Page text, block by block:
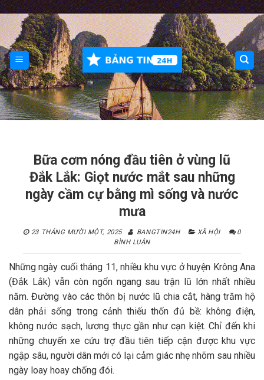
Skip
to
content
Bữa cơm nóng đầu tiên ở vùng lũ
Đắk Lắk: Giọt nước mắt sau những
ngày cầm cự bằng mì sống và nước
mưa
23 THÁNG MƯỜI MỘT, 2025 BANGTIN24H XÃ HỘI
0
BÌNH LUẬN
Những ngày cuối tháng 11, nhiều khu vực ở huyện Krông Ana
(Đắk Lắk) vẫn còn ngổn ngang sau trận lũ lớn nhất nhiều
năm. Đường vào các thôn bị nước lũ chia cắt, hàng trăm hộ
dân phải sống trong cảnh thiếu thốn đủ bề: không điện,
không nước sạch, lương thực gần như cạn kiệt. Chỉ đến khi
những chuyến xe cứu trợ đầu tiên tiếp cận được khu vực
ngập sâu, người dân mới có lại cảm giác nhẹ nhõm sau nhiều
ngày loay hoay chống đói.